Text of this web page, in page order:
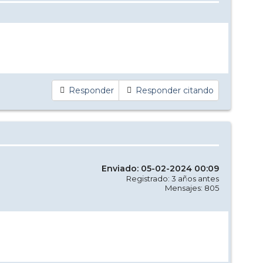
Responder Responder citando
Enviado: 05-02-2024 00:09
Registrado: 3 años antes
Mensajes: 805